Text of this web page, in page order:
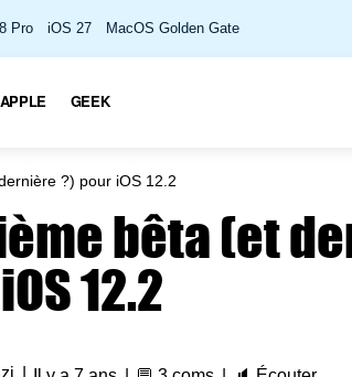
Pro iOS 27 MacOS Golden Gate
APPLE GEEK
?) pour iOS 12.2
bêta (et
12.2